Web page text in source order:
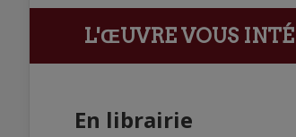
L'ŒUVRE VOUS
En librairie